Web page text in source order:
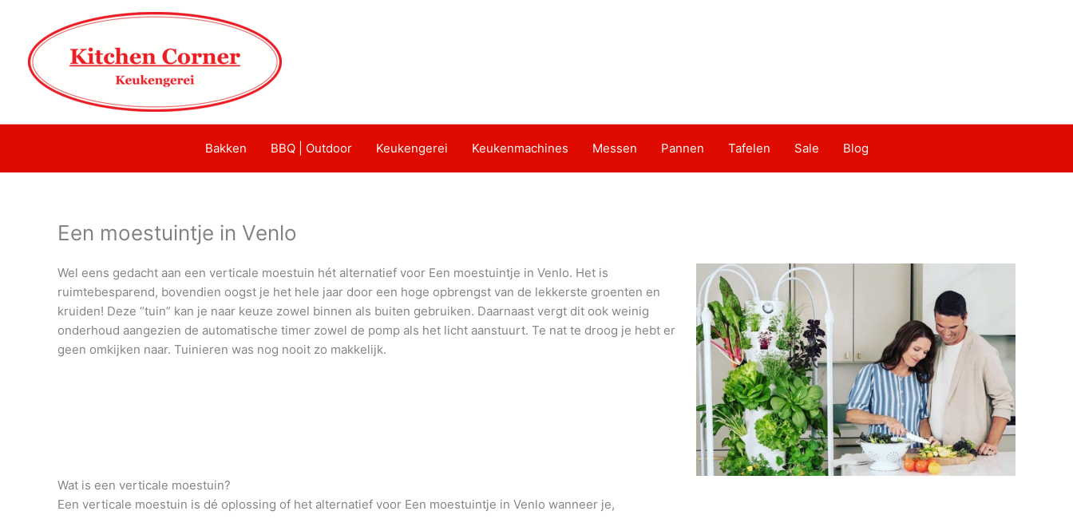
Bakken BBQ | Outdoor Keukengerei Keukenmachines Messen Pannen Tafelen Sale Blog
Een moestuintje in Venlo
Wel eens gedacht aan een verticale moestuin hét alternatief voor Een moestuintje in Venlo. Het is
ruimtebesparend, bovendien oogst je het hele jaar door een hoge opbrengst van de lekkerste groenten en
kruiden! Deze “tuin” kan je naar keuze zowel binnen als buiten gebruiken. Daarnaast vergt dit ook weinig
onderhoud aangezien de automatische timer zowel de pomp als het licht aanstuurt. Te nat te droog je hebt er
geen omkijken naar. Tuinieren was nog nooit zo makkelijk.
Wat is een verticale moestuin?
Een verticale moestuin is dé oplossing of het alternatief voor Een moestuintje in Venlo wanneer je,